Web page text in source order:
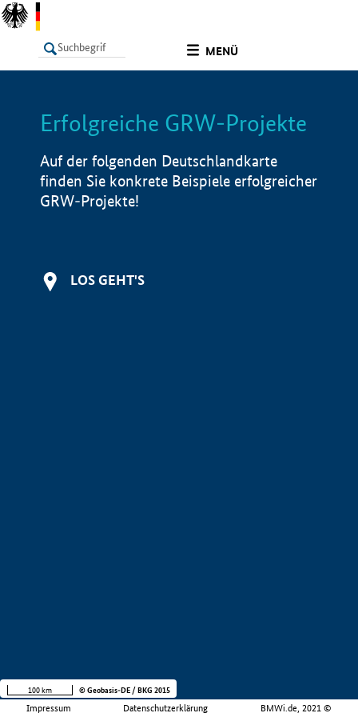
MENÜ
LISTE Info
Erfolgreiche GRW-Projekte
Auf der folgenden Deutschlandkarte
finden Sie konkrete Beispiele erfolgreicher
GRW-Projekte!
LOS GEHT'S
Impressum Datenschutzerklärung BMWi.de, 2021 ©
100 km © Geobasis-DE / BKG 2015